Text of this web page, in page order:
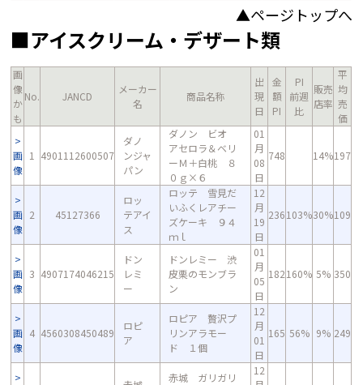
▲ページトップへ
■アイスクリーム・デザート類
画
像
か
も
No. JANCD
メーカー
名
商品名称
出
現
日
金
額
PI
PI
前週
比
販売
店率
平
均
売
価
画
像
1 4901112600507
ダノ
ンジャ
パン
ダノン ビオ
アセロラ＆ベリ
ーＭ＋白桃 ８
０ｇ×６
01
月
08
日
748 14%197
画
像
2 45127366
ロッ
テアイ
ス
ロッテ 雪見だ
いふくレアチー
ズケーキ ９４
ｍｌ
12
月
19
日
236103%30%109
画
像
3 4907174046215
ドン
レミ
ー
ドンレミー 渋
皮栗のモンブラ
ン
01
月
05
日
182160% 5% 350
画
像
4 4560308450489
ロピ
ア
ロピア 贅沢プ
リンアラモー
ド １個
12
月
01
日
165 56% 9% 249
赤城 ガリガリ
12